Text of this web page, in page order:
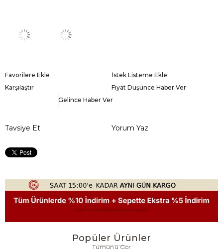
Favorilere Ekle
İstek Listeme Ekle
Karşılaştır
Fiyat Düşünce Haber Ver
Gelince Haber Ver
Tavsiye Et Yorum Yaz
Popüler Ürünler
Tümünü Gör